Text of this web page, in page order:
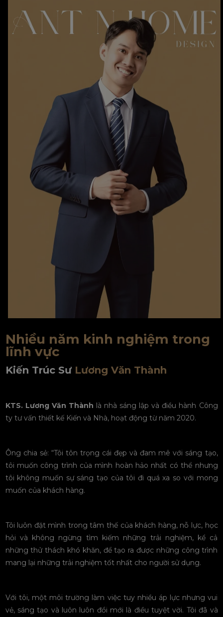
Nhiều năm kinh nghiệm trong
lĩnh vực
Kiến Trúc Sư Lương Văn Thành
KTS. Lương Văn Thành là nhà sáng lập và điều hành Công
ty tư vấn thiết kế Kiến và Nhà, hoạt động từ năm 2020.
Ông chia sẻ: “Tôi tôn trọng cái đẹp và đam mê với sáng tạo,
tôi muốn công trình của mình hoàn hảo nhất có thể nhưng
tôi không muốn sự sáng tạo của tôi đi quá xa so với mong
muốn của khách hàng.
Tôi luôn đặt mình trong tâm thế của khách hàng, nỗ lực, học
hỏi và không ngừng tìm kiếm những trải nghiệm, kể cả
những thử thách khó khăn, để tạo ra được những công trình
mang lại những trải nghiệm tốt nhất cho người sử dụng.
Với tôi, một môi trường làm việc tuy nhiều áp lực nhưng vui
vẻ, sáng tạo và luôn luôn đổi mới là điều tuyệt vời. Tôi đã và